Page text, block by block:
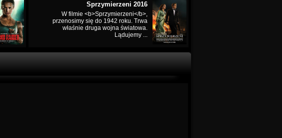
Sprzymierzeni 2016
W filmie <b>Sprzymierzeni</b>,
przenosimy się do 1942 roku. Trwa
właśnie druga wojna światowa.
Lądujemy ...